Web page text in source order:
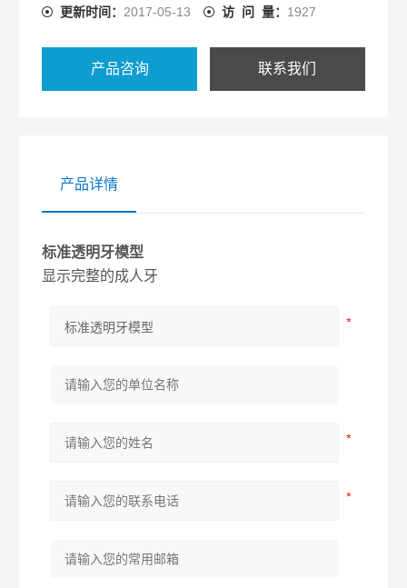
更新时间： 2017-05-13 访 问 量： 1927
产品咨询 联系我们
产品详情
标准透明牙模型
显示完整的成人牙